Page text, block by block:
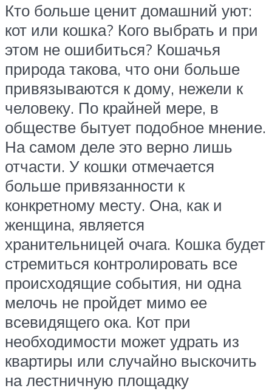
Кто больше ценит домашний уют:
кот или кошка? Кого выбрать и при
этом не ошибиться? Кошачья
природа такова, что они больше
привязываются к дому, нежели к
человеку. По крайней мере, в
обществе бытует подобное мнение.
На самом деле это верно лишь
отчасти. У кошки отмечается
больше привязанности к
конкретному месту. Она, как и
женщина, является
хранительницей очага. Кошка будет
стремиться контролировать все
происходящие события, ни одна
мелочь не пройдет мимо ее
всевидящего ока. Кот при
необходимости может удрать из
квартиры или случайно выскочить
на лестничную площадку